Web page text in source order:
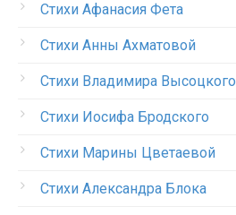
Стихи Афанасия Фета
Стихи Анны Ахматовой
Стихи Владимира Высоцкого
Стихи Иосифа Бродского
Стихи Марины Цветаевой
Стихи Александра Блока